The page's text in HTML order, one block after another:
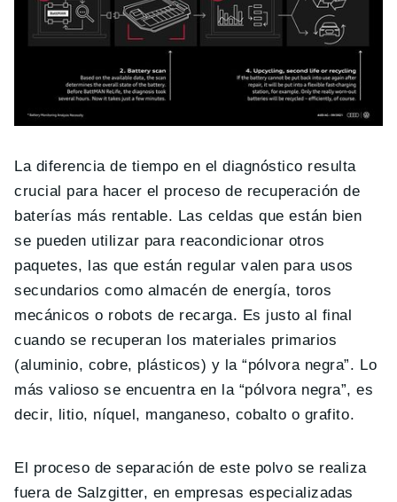
La diferencia de tiempo en el diagnóstico resulta
crucial para hacer el proceso de recuperación de
baterías más rentable. Las celdas que están bien
se pueden utilizar para reacondicionar otros
paquetes, las que están regular valen para usos
secundarios como almacén de energía, toros
mecánicos o robots de recarga. Es justo al final
cuando se recuperan los materiales primarios
(aluminio, cobre, plásticos) y la “pólvora negra”. Lo
más valioso se encuentra en la “pólvora negra”, es
decir, litio, níquel, manganeso, cobalto o grafito.
El proceso de separación de este polvo se realiza
fuera de Salzgitter, en empresas especializadas